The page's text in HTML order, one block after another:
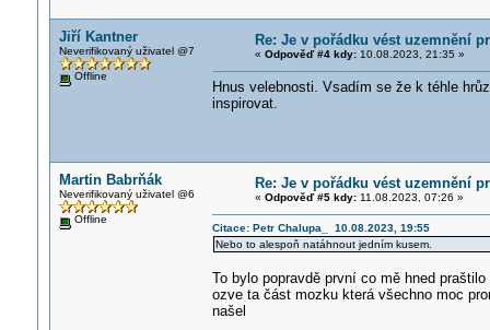
Jiří Kantner
Neverifikovaný uživatel @7
Offline
Re: Je v pořádku vést uzemnění
« Odpověď #4 kdy:10.08.2023, 21:35 »
Hnus velebnosti. Vsadím se že k téhle
inspirovat.
Martin Babrňák
Neverifikovaný uživatel @6
Offline
Re: Je v pořádku vést uzemnění
« Odpověď #5 kdy:11.08.2023, 07:26 »
Citace: Petr Chalupa_ 10.08.2023, 19:55
Nebo to alespoň natáhnout jedním kusem.
To bylo popravdě první co mě hned
ozve ta část mozku která všechno moc
našel